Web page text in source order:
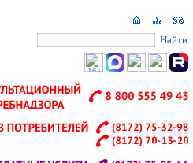
Найти